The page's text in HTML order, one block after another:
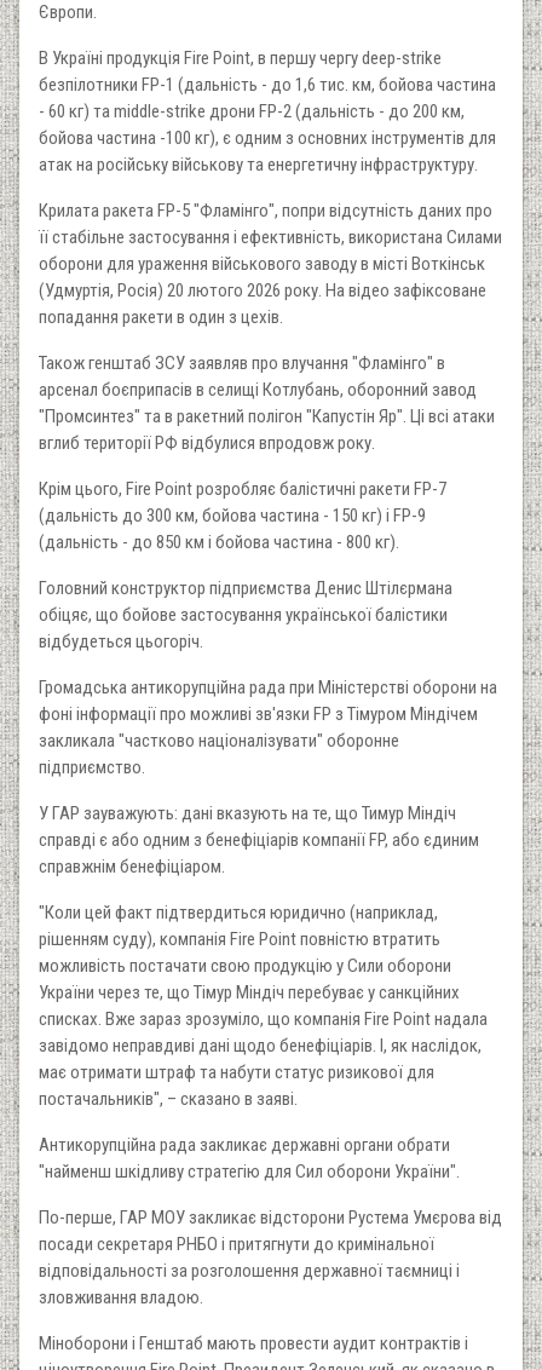
Європи.
В Україні продукція Fire Point, в першу чергу deep-strike
безпілотники FP-1 (дальність - до 1,6 тис. км, бойова частина
- 60 кг) та middle-strike дрони FP-2 (дальність - до 200 км,
бойова частина -100 кг), є одним з основних інструментів для
атак на російську військову та енергетичну інфраструктуру.
Крилата ракета FP-5 "Фламінго", попри відсутність даних про
її стабільне застосування і ефективність, використана Силами
оборони для ураження військового заводу в місті Воткінськ
(Удмуртія, Росія) 20 лютого 2026 року. На відео зафіксоване
попадання ракети в один з цехів.
Також генштаб ЗСУ заявляв про влучання "Фламінго" в
арсенал боєприпасів в селищі Котлубань, оборонний завод
"Промсинтез" та в ракетний полігон "Капустін Яр". Ці всі атаки
вглиб території РФ відбулися впродовж року.
Крім цього, Fire Point розробляє балістичні ракети FP-7
(дальність до 300 км, бойова частина - 150 кг) i FP-9
(дальність - до 850 км і бойова частина - 800 кг).
Головний конструктор підприємства Денис Штілєрмана
обіцяє, що бойове застосування української балістики
відбудеться цьогоріч.
Громадська антикорупційна рада при Міністерстві оборони на
фоні інформації про можливі зв'язки FP з Тімуром Міндічем
закликала "частково націоналізувати" оборонне
підприємство.
У ГАР зауважують: дані вказують на те, що Тимур Міндіч
справді є або одним з бенефіціарів компанії FP, або єдиним
справжнім бенефіціаром.
"Коли цей факт підтвердиться юридично (наприклад,
рішенням суду), компанія Fire Point повністю втратить
можливість постачати свою продукцію у Сили оборони
України через те, що Тімур Міндіч перебуває у санкційних
списках. Вже зараз зрозуміло, що компанія Fire Point надала
завідомо неправдиві дані щодо бенефіціарів. І, як наслідок,
має отримати штраф та набути статус ризикової для
постачальників", – сказано в заяві.
Антикорупційна рада закликає державні органи обрати
"найменш шкідливу стратегію для Сил оборони України".
По-перше, ГАР МОУ закликає відсторони Рустема Умєрова від
посади секретаря РНБО і притягнути до кримінальної
відповідальності за розголошення державної таємниці і
зловживання владою.
Міноборони і Генштаб мають провести аудит контрактів і